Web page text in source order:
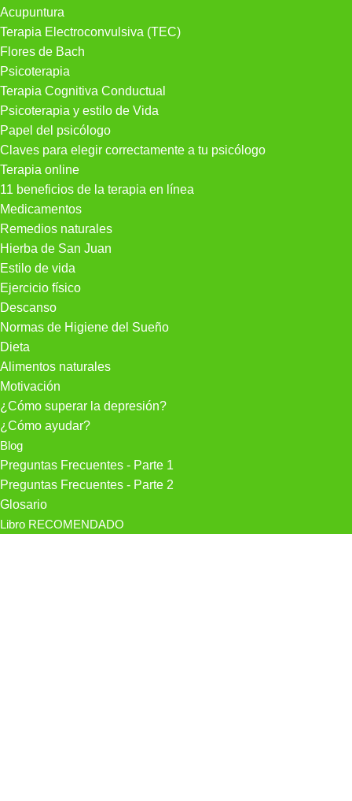
Acupuntura
Terapia Electroconvulsiva (TEC)
Flores de Bach
Psicoterapia
Terapia Cognitiva Conductual
Psicoterapia y estilo de Vida
Papel del psicólogo
Claves para elegir correctamente a tu psicólogo
Terapia online
11 beneficios de la terapia en línea
Medicamentos
Remedios naturales
Hierba de San Juan
Estilo de vida
Ejercicio físico
Descanso
Normas de Higiene del Sueño
Dieta
Alimentos naturales
Motivación
¿Cómo superar la depresión?
¿Cómo ayudar?
Blog
Preguntas Frecuentes - Parte 1
Preguntas Frecuentes - Parte 2
Glosario
Libro RECOMENDADO